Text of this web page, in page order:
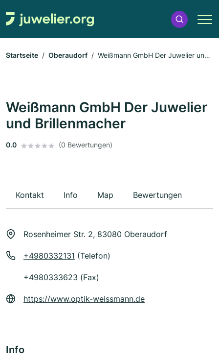
Startseite Oberaudorf
Weißmann GmbH Der Juwelier und
Weißmann GmbH Der Juwelier
und Brillenmacher
0.0 (0 Bewertungen)
Kontakt Info Map Bewertungen
Rosenheimer Str. 2, 83080 Oberaudorf
+4980332131 (Telefon)
+4980333623 (Fax)
https://www.optik-weissmann.de
Info